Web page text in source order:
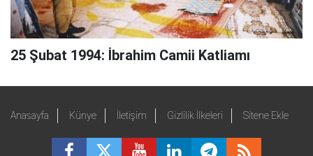
25 Şubat 1994: İbrahim Camii Katliamı
Anasayfa Künye İletişim Gizlilik İlkeleri Sitene Ekle